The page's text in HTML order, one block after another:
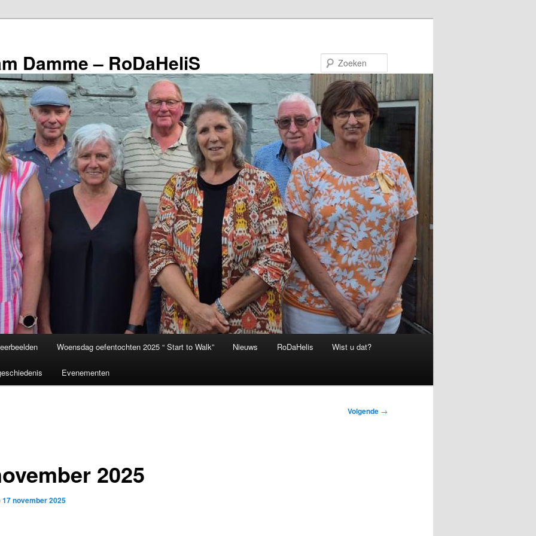
Damme – RoDaHeliS
Woensdag oefentochten 2025 “ Start to Walk” Nieuws RoDaHelis Wist u dat?
Evenementen
Volgende →
2025
17 november 2025